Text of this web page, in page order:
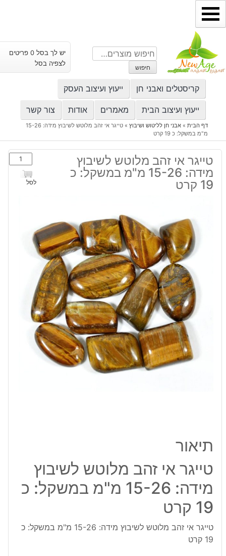
דילוג
לתוכן
חיפוש
עבור:
חיפוש
יש לך בסל 0 פריטים
לצפיה בסל
קריסטלים ואבני חן ייעוץ ועיצוב העסק
ייעוץ ועיצוב הבית מאמרים אודות צור קשר
דף הבית» אבני חן לליטוש ושיבוץ»
טייגר אי זהב מלוטש לשיבוץ מידה: 15-26
מ"מ במשקל: כ 19 קרט
טייגר אי זהב מלוטש לשיבוץ
מידה: 15-26 מ"מ במשקל: כ
19 קרט
כמות
של
טייגר
מידה:
כ
19
קרט
לסל
תיאור
טייגר אי זהב מלוטש לשיבוץ
מידה: 15-26 מ"מ במשקל: כ
19 קרט
טייגר אי זהב מלוטש לשיבוץ מידה: 15-26 מ"מ במשקל: כ
19 קרט